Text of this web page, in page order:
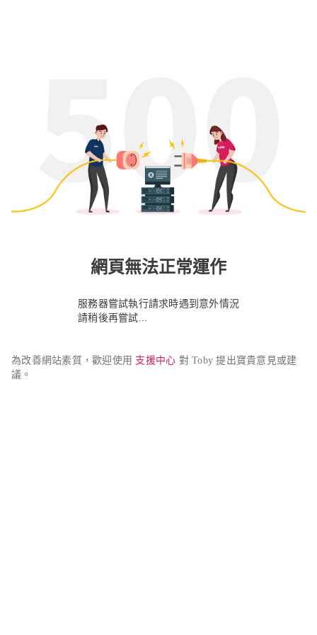
網頁無法正常運作
服務器嘗試執行請求時遇到意外情況
請稍後再嘗試...
為改善網站素質，歡迎使用 支援中心 對 Toby 提出寶貴意見或建
議。